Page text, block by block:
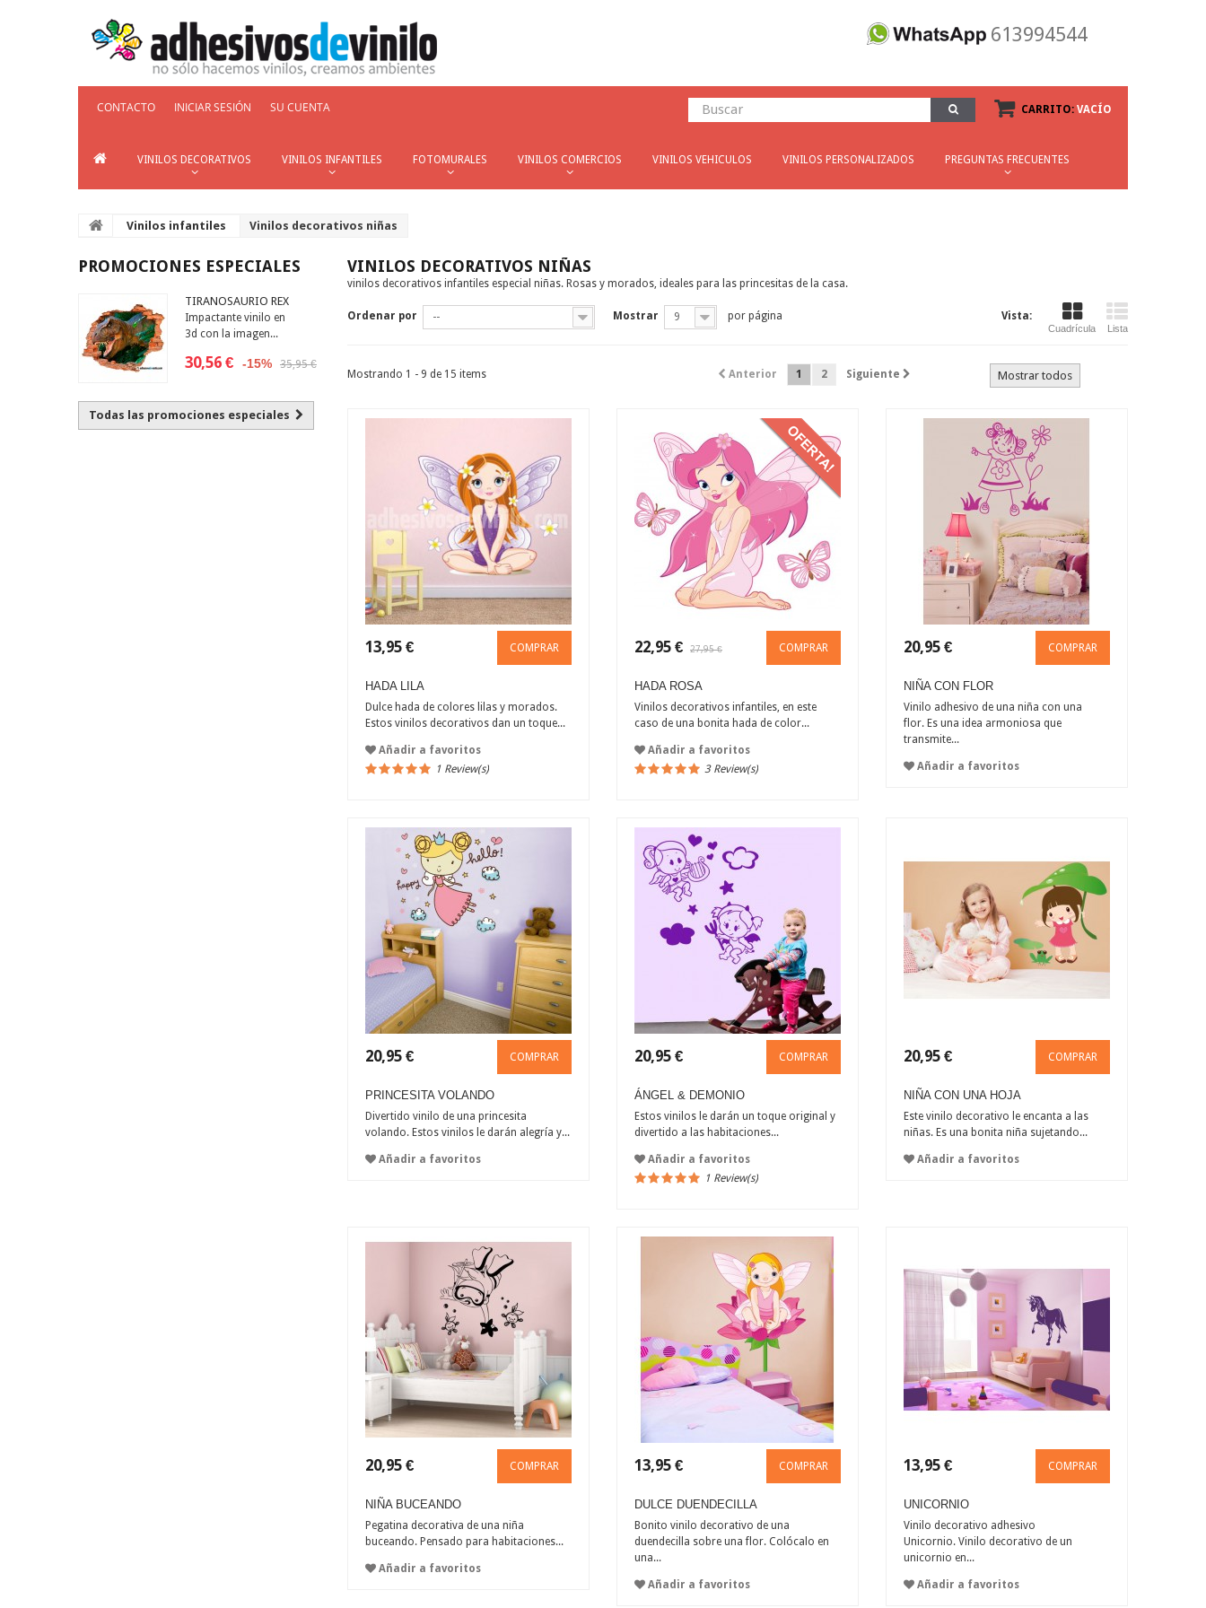
613994544
CONTACTO INICIAR SESIÓN SU CUENTA CARRITO: VACÍO
VINILOS DECORATIVOS VINILOS INFANTILES FOTOMURALES VINILOS COMERCIOS VINILOS VEHICULOS VINILOS PERSONALIZADOS PREGUNTAS FRECUENTES
Vinilos infantiles Vinilos decorativos niñas
PROMOCIONES ESPECIALES
TIRANOSAURIO REX
Impactante vinilo en
3d con la imagen...
30,56 € -15% 35,95 €
Todas las promociones especiales
VINILOS DECORATIVOS NIÑAS
vinilos decorativos infantiles especial niñas. Rosas y morados, ideales para las princesitas de la casa.
Vista:
Cuadrícula Lista
Ordenar por -- Mostrar 9 por página
Mostrar todos
Anterior 1 2 Siguiente
Mostrando 1 - 9 de 15 items
COMPRAR
13,95 €
HADA LILA
Dulce hada de colores lilas y morados.
Estos vinilos decorativos dan un toque...
Añadir a favoritos
1 Review(s)
COMPRAR
22,95 € 27,95 €
HADA ROSA
Vinilos decorativos infantiles, en este
caso de una bonita hada de color...
Añadir a favoritos
3 Review(s)
COMPRAR
20,95 €
NIÑA CON FLOR
Vinilo adhesivo de una niña con una
flor. Es una idea armoniosa que
transmite...
Añadir a favoritos
COMPRAR
20,95 €
PRINCESITA VOLANDO
Divertido vinilo de una princesita
volando. Estos vinilos le darán alegría y...
Añadir a favoritos
COMPRAR
20,95 €
ÁNGEL & DEMONIO
Estos vinilos le darán un toque original y
divertido a las habitaciones...
Añadir a favoritos
1 Review(s)
COMPRAR
20,95 €
NIÑA CON UNA HOJA
Este vinilo decorativo le encanta a las
niñas. Es una bonita niña sujetando...
Añadir a favoritos
COMPRAR
20,95 €
NIÑA BUCEANDO
Pegatina decorativa de una niña
buceando. Pensado para habitaciones...
Añadir a favoritos
COMPRAR
13,95 €
DULCE DUENDECILLA
Bonito vinilo decorativo de una
duendecilla sobre una flor. Colócalo en
una...
Añadir a favoritos
COMPRAR
13,95 €
UNICORNIO
Vinilo decorativo adhesivo
Unicornio. Vinilo decorativo de un
unicornio en...
Añadir a favoritos